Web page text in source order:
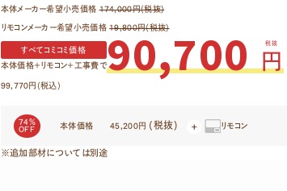
本体メーカー希望小売価格174,000円(税抜)
リモコンメーカー希望小売価格19,800円(税抜)
すべてコミコミ価格
本体価格＋リモコン＋工事費で90,700円
税抜
99,770円(税込)
74％
OFF
本体価格 45,200円 (税抜) リモコン
※追加部材については別途